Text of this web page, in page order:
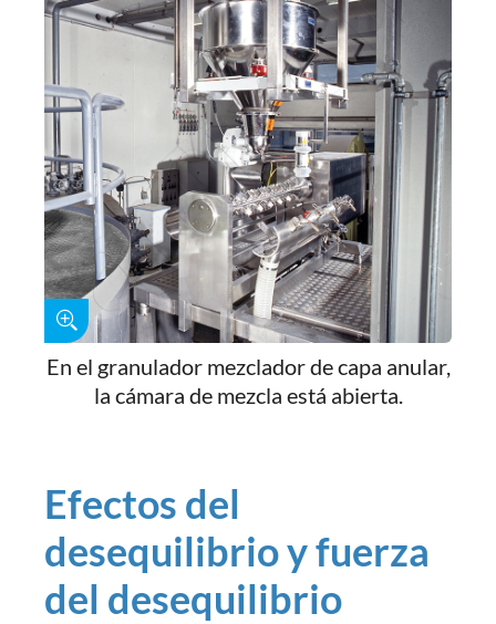
En el granulador mezclador de capa anular,
la cámara de mezcla está abierta.
Efectos del
desequilibrio y fuerza
del desequilibrio